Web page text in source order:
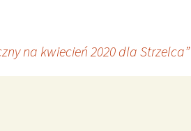
na kwiecień 2020 dla Strzelca”